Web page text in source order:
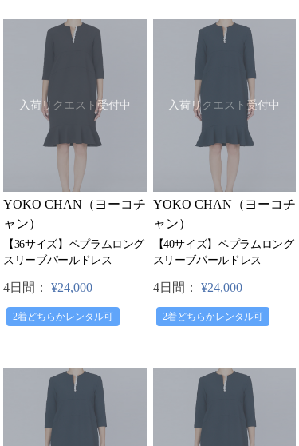
入荷リクエスト受付中
YOKO CHAN（ヨーコチ
ャン）
【36サイズ】ペプラムロング
スリーブパールドレス
4日間： ¥24,000
2着どちらかレンタル可
入荷リクエスト受付中
YOKO CHAN（ヨーコチ
ャン）
【40サイズ】ペプラムロング
スリーブパールドレス
4日間： ¥24,000
2着どちらかレンタル可